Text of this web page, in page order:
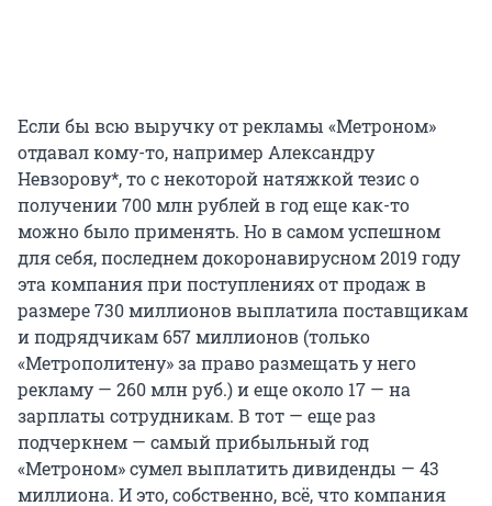
Если бы всю выручку от рекламы «Метроном»
отдавал кому-то, например Александру
Невзорову*, то с некоторой натяжкой тезис о
получении 700 млн рублей в год еще как-то
можно было применять. Но в самом успешном
для себя, последнем докоронавирусном 2019 году
эта компания при поступлениях от продаж в
размере 730 миллионов выплатила поставщикам
и подрядчикам 657 миллионов (только
«Метрополитену» за право размещать у него
рекламу — 260 млн руб.) и еще около 17 — на
зарплаты сотрудникам. В тот — еще раз
подчеркнем — самый прибыльный год
«Метроном» сумел выплатить дивиденды — 43
миллиона. И это, собственно, всё, что компания